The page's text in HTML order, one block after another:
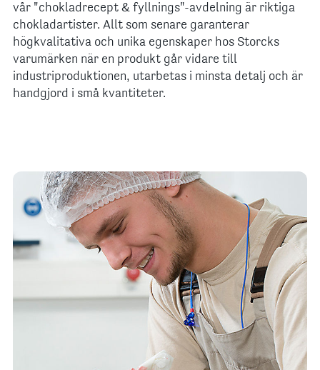
vår "chokladrecept & fyllnings"-avdelning är riktiga
chokladartister. Allt som senare garanterar
högkvalitativa och unika egenskaper hos Storcks
varumärken när en produkt går vidare till
industriproduktionen, utarbetas i minsta detalj och är
handgjord i små kvantiteter.